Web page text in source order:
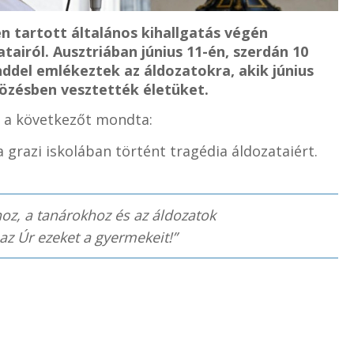
tartott általános kihallgatás végén
Ausztriában június 11-én, szerdán 10
emlékeztek az áldozatokra, akik június
vesztették életüket.
a következőt mondta:
grazi iskolában történt tragédia áldozataiért.
a tanárokhoz és az áldozatok
Úr ezeket a gyermekeit!”